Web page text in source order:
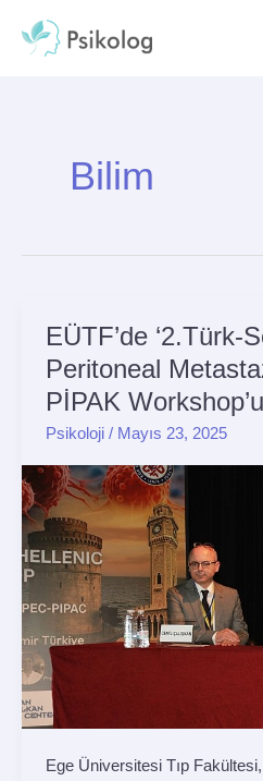
atla
Bilim
EÜTF’de ‘2.Türk-
Peritoneal
PİPAK
Psikoloji/ Mayıs 23, 2025
Ege Üniversitesi Tıp
EÜTF’de
‘2.Türk-
Peritoneal
Metastazda
HİPEK
ve
PİPAK
Workshop’u
başladı